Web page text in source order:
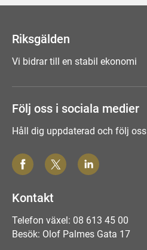
Riksgälden
Vi bidrar till en stabil ekonomi
Följ oss i sociala medier
Håll dig uppdaterad och följ oss
Kontakt
Telefon växel: 08 613 45 00
Besök: Olof Palmes Gata 17